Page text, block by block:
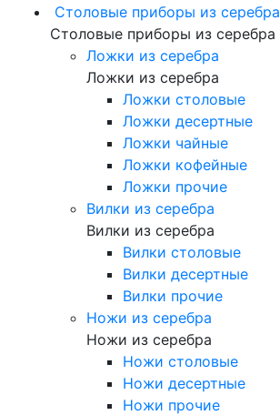
Столовые приборы из серебра
Столовые приборы из серебра
Ложки из серебра
Ложки из серебра
Ложки столовые
Ложки десертные
Ложки чайные
Ложки кофейные
Ложки прочие
Вилки из серебра
Вилки из серебра
Вилки столовые
Вилки десертные
Вилки прочие
Ножи из серебра
Ножи из серебра
Ножи столовые
Ножи десертные
Ножи прочие